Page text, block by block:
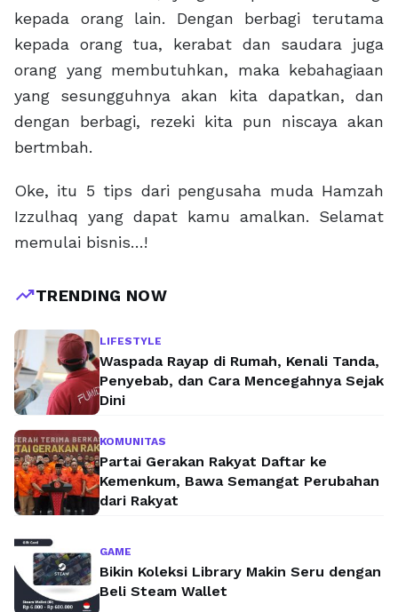
kepada orang lain. Dengan berbagi terutama
kepada orang tua, kerabat dan saudara juga
orang yang membutuhkan, maka kebahagiaan
yang sesungguhnya akan kita dapatkan, dan
dengan berbagi, rezeki kita pun niscaya akan
bertmbah.
Oke, itu 5 tips dari pengusaha muda Hamzah
Izzulhaq yang dapat kamu amalkan. Selamat
memulai bisnis…!
trending_upTRENDING NOW
LIFESTYLE
Waspada Rayap di Rumah, Kenali Tanda,
Penyebab, dan Cara Mencegahnya Sejak
Dini
KOMUNITAS
Partai Gerakan Rakyat Daftar ke
Kemenkum, Bawa Semangat Perubahan
dari Rakyat
GAME
Bikin Koleksi Library Makin Seru dengan
Beli Steam Wallet